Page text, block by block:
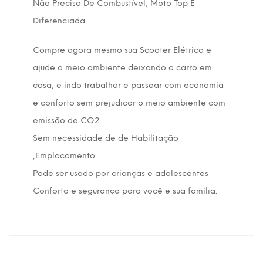
Não Precisa De Combustível, Moto Top E
Diferenciada.
Compre agora mesmo sua Scooter Elétrica e
ajude o meio ambiente deixando o carro em
casa, e indo trabalhar e passear com economia
e conforto sem prejudicar o meio ambiente com
emissão de CO2.
Sem necessidade de de Habilitação
,Emplacamento
Pode ser usado por crianças e adolescentes
Conforto e segurança para você e sua família.